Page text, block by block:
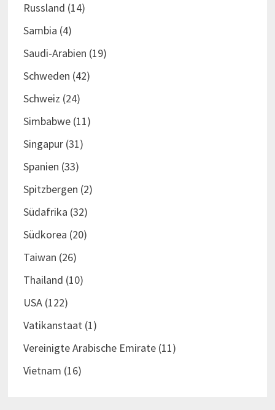
Russland (14)
Sambia (4)
Saudi-Arabien (19)
Schweden (42)
Schweiz (24)
Simbabwe(11)
Singapur(31)
Spanien (33)
Spitzbergen (2)
Südafrika (32)
Südkorea (20)
Taiwan (26)
Thailand (10)
USA(122)
Vatikanstaat(1)
Vereinigte Arabische Emirate(11)
Vietnam (16)